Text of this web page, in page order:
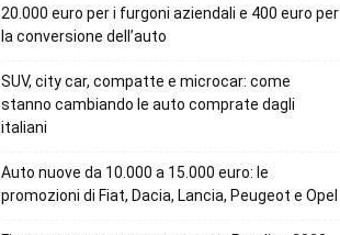
20.000 euro per i furgoni aziendali e 400 euro per
la conversione dell’auto
SUV, city car, compatte e microcar: come
stanno cambiando le auto comprate dagli
italiani
Auto nuove da 10.000 a 15.000 euro: le
promozioni di Fiat, Dacia, Lancia, Peugeot e Opel